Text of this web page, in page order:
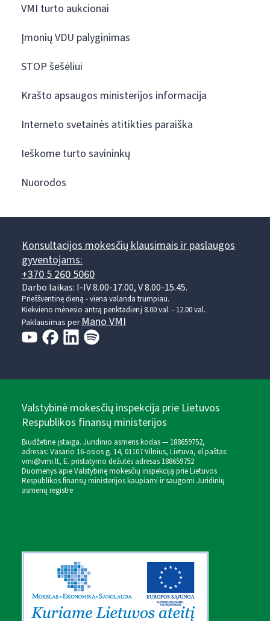
VMI turto aukcionai
Įmonių VDU palyginimas
STOP šešėliui
Krašto apsaugos ministerijos informacija
Interneto svetainės atitikties paraiška
Ieškome turto savininkų
Nuorodos
Konsultacijos mokesčių klausimais ir paslaugos
gyventojams:
+370 5 260 5060
Darbo laikas: I-IV 8.00-17.00, V 8.00-15.45.
Prieššventinę dieną - viena valanda trumpiau.
Kiekvieno mėnesio antrą penktadienį 8.00 val. - 12.00 val.
Paklausimas per Mano VMI
Valstybinė mokesčių inspekcija prie Lietuvos
Respublikos finansų ministerijos
Biudžetinė įstaiga. Juridinio asmens kodas — 188659752,
adresas: Vasario 16-osios g. 14, 01107 Vilnius, Lietuva, el.paštas:
vmi@vmi.lt, E. pristatymo dėžutės adresas 188659752
Duomenys apie Valstybinę mokesčių inspekciją prie Lietuvos
Respublikos finansų ministerijos kaupiami ir saugomi Juridinių
asmenų registre